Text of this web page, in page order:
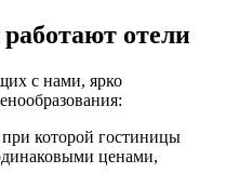
отели
с нами, ярко
при которой гостиницы
ценами,